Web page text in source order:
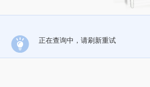
正在查询中，请刷新重试